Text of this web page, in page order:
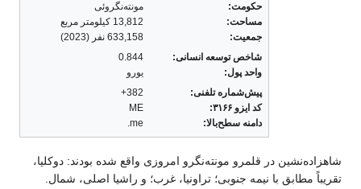
حکومت:
مونته‌نگروئی
مساحت:
13,812 کیلومتر مربع
جمعیت:
633,158 نفر (2023)
شاخص توسعه انسانی:
0.844
واحد پول:
یورو
پیش‌شماره تلفنی:
382+
کد ایزو ۳۱۶۶:
ME
دامنه سطح‌بالا:
me.
شاهزاده‌نشین در قلمرو مونته‌نگرو امروزی واقع شده بودند: دوکلیا،
تقریباً مطابق با نیمه جنوبی؛ تراونیا، غرب؛ و راشیا اصلی، شمال.